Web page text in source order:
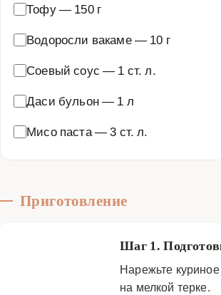
Тофу— 150 г
Водоросли вакаме— 10 г
Соевый соус — 1 ст. л.
Даси бульон— 1 л
Мисо паста—3 ст. л.
Приготовление
Шаг 1.
Нарежьте
на мелкой терке.